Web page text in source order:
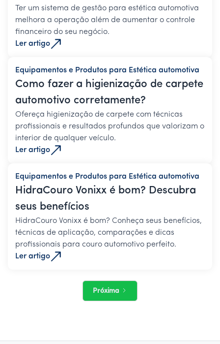
Ter um sistema de gestão para estética automotiva
melhora a operação além de aumentar o controle
financeiro do seu negócio.
Ler artigo
Equipamentos e Produtos para Estética automotiva
Como fazer a higienização de carpete
automotivo corretamente?
Ofereça higienização de carpete com técnicas
profissionais e resultados profundos que valorizam o
interior de qualquer veículo.
Ler artigo
Equipamentos e Produtos para Estética automotiva
HidraCouro Vonixx é bom? Descubra
seus benefícios
HidraCouro Vonixx é bom? Conheça seus benefícios,
técnicas de aplicação, comparações e dicas
profissionais para couro automotivo perfeito.
Ler artigo
Próxima